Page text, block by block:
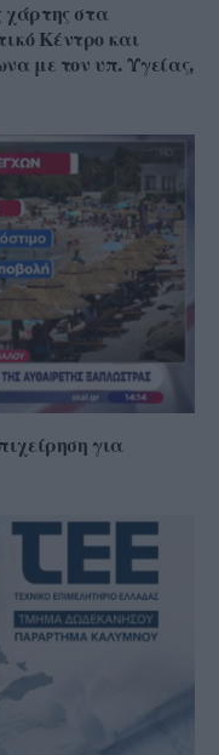
χάρτης στα
Κέντρο και
με τον υπ. Υγείας,
για